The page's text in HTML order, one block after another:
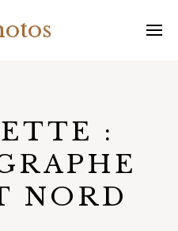
:
NORD